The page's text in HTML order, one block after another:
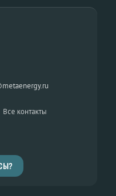
Все контакты